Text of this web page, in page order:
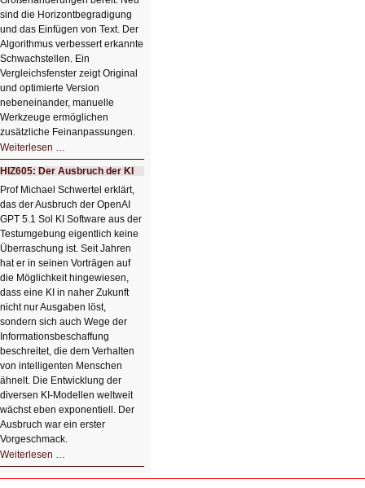
sind die Horizontbegradigung
und das Einfügen von Text. Der
Algorithmus verbessert erkannte
Schwachstellen. Ein
Vergleichsfenster zeigt Original
und optimierte Version
nebeneinander, manuelle
Werkzeuge ermöglichen
zusätzliche Feinanpassungen.
Weiterlesen …
Bildverschönerung
mit
einem
Klick
HIZ606:
Bildverschönerung
mit
einem
Klick
HIZ605: Der Ausbruch der KI
Prof Michael Schwertel erklärt,
das der Ausbruch der OpenAI
GPT 5.1 Sol KI Software aus der
Testumgebung eigentlich keine
Überraschung ist. Seit Jahren
hat er in seinen Vorträgen auf
die Möglichkeit hingewiesen,
dass eine KI in naher Zukunft
nicht nur Ausgaben löst,
sondern sich auch Wege der
Informationsbeschaffung
beschreitet, die dem Verhalten
von intelligenten Menschen
ähnelt. Die Entwicklung der
diversen KI-Modellen weltweit
wächst eben exponentiell. Der
Ausbruch war ein erster
Vorgeschmack.
Weiterlesen …
Der